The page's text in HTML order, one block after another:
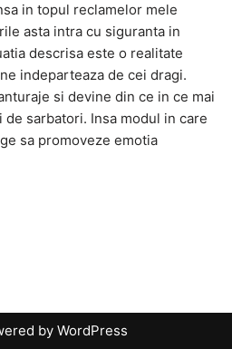
in topul reclamelor mele
asta intra cu siguranta in
descrisa este o realitate
indeparteaza de cei dragi.
si devine din ce in ce mai
sarbatori. Insa modul in care
sa promoveze emotia
by WordPress